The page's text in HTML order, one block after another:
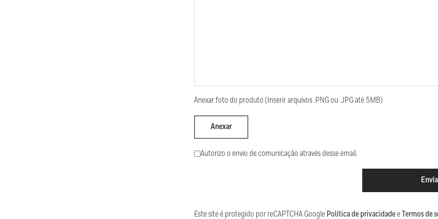
Anexar foto do produto (Inserir arquivos .PNG ou .JPG até 5MB)
Anexar
Autorizo o envio de comunicação através desse email.
Este site é protegido por reCAPTCHA Google Política de privacidadeeTermos de